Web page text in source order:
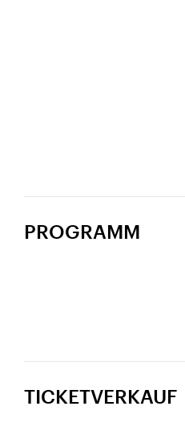
PROGRAMM
TICKETVERKAUF